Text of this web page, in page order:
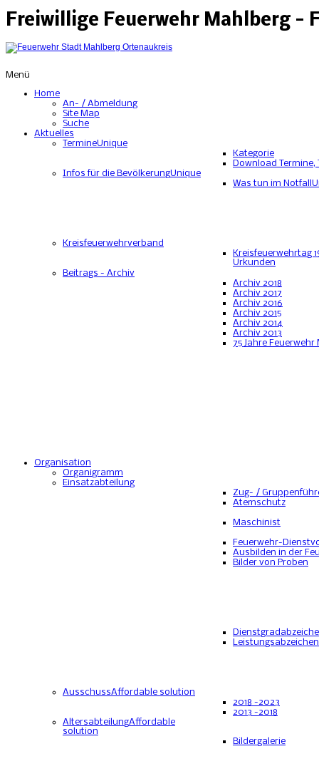
Freiwillige Feuerwehr Mahlberg -
Menü
Home
An- / Abmeldung
Site Map
Suche
Aktuelles
TermineUnique
Kategorie
Download Termine,
Infos für die BevölkerungUnique
Was tun im Notfall
Kreisfeuerwehrverband
Kreisfeuerwehrtag
Urkunden
Beitrags - Archiv
Archiv 2018
Archiv 2017
Archiv 2016
Archiv 2015
Archiv 2014
Archiv 2013
75 Jahre Feuerwehr
Organisation
Organigramm
Einsatzabteilung
Zug- /
Atemschutz
Maschinist
Feuerwehr-
Ausbilden in der
Bilder von Proben
Leistungsabzeichen
AusschussAffordable solution
2018 -2023
2013 -2018
AltersabteilungAffordable
solution
Bildergalerie